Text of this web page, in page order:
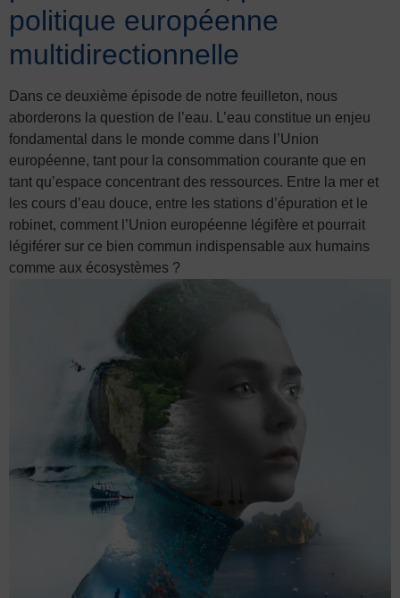
politique européenne
multidirectionnelle
Dans ce deuxième épisode de notre feuilleton, nous
aborderons la question de l’eau. L’eau constitue un enjeu
fondamental dans le monde comme dans l’Union
européenne, tant pour la consommation courante que en
tant qu’espace concentrant des ressources. Entre la mer et
les cours d’eau douce, entre les stations d’épuration et le
robinet, comment l’Union européenne légifère et pourrait
légiférer sur ce bien commun indispensable aux humains
comme aux écosystèmes ?